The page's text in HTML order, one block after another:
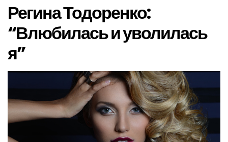
Регина Тодоренко:
“Влюбилась и уволилась
я”